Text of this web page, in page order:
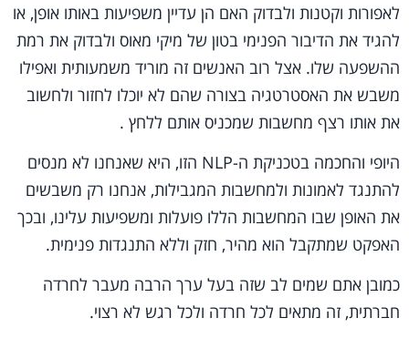
לאפורות וקטנות ולבדוק האם הן עדיין משפיעות באותו אופן, או
להגיד את הדיבור הפנימי בטון של מיקי מאוס ולבדוק את רמת
ההשפעה שלו. אצל רוב האנשים זה מוריד משמעותית ואפילו
משבש את האסטרטגיה בצורה שהם לא יוכלו לחזור ולחשוב
את אותו רצף מחשבות שמכניס אותם ללחץ .
היופי והחכמה בטכניקת ה-NLP הזו, היא שאנחנו לא מנסים
להתנגד לאמונות ולמחשבות המגבילות, אנחנו רק משבשים
את האופן שבו המחשבות הללו פועלות ומשפיעות עלינו, ובכך
האפקט שמתקבל הוא מהיר, חזק וללא התנגדות פנימית.
כמובן אתם שמים לב שזה בעל ערך הרבה מעבר לחרדה
חברתית, זה מתאים לכל חרדה ולכל רגש לא רצוי.